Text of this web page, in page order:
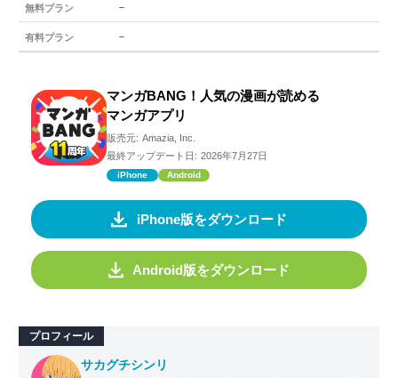
無料プラン －
有料プラン －
マンガBANG！人気の漫画が読める
マンガアプリ
販売元: Amazia, Inc.
最終アップデート日: 2026年7月27日
iPhone Android
iPhone版をダウンロード
Android版をダウンロード
プロフィール
サカグチシンリ